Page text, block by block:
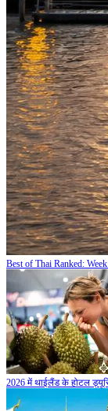
Best of Thai Ranked:
2026 में थाईलैंड के होटल